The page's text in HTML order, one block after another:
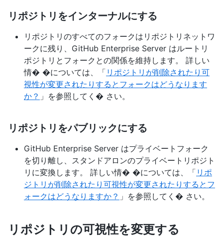
リポジトリをインターナルにする
リポジトリのすべてのフォークはリポジトリネットワ
ークに残り、GitHub Enterprise Server はルートリ
ポジトリとフォークとの関係を維持します。 詳しい
情� �については、「 リポジトリが削除されたり可
視性が変更されたりするとフォークはどうなります
か？ 」を参照してく� さい。
リポジトリをパブリックにする
GitHub Enterprise Server はプライベートフォーク
を切り離し、スタンドアロンのプライベートリポジト
リに変換します。 詳しい情� �については、「 リポ
ジトリが削除されたり可視性が変更されたりするとフ
ォークはどうなりますか？ 」を参照してく� さい。
リポジトリの可視性を変更する